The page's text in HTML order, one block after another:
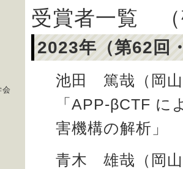
受賞者一覧 （
2023年（第62回
池田 篤哉（岡
「APP-βCTF
害機構の解析」
青木 雄哉（岡